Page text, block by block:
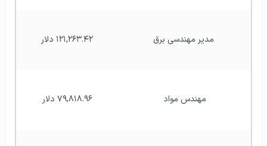
مدیر مهندسی برق ۱۲۱,۲۶۳.۴۲ دلار
مهندس مواد ۷۹,۸۱۸.۹۶ دلار